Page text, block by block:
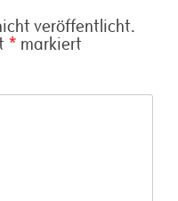
veröffentlicht.
* markiert